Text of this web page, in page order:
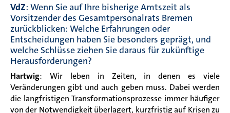
VdZ: Wenn Sie auf Ihre bisherige Amtszeit als
Vorsitzender des Gesamtpersonalrats Bremen
zurückblicken: Welche Erfahrungen oder
Entscheidungen haben Sie besonders geprägt, und
welche Schlüsse ziehen Sie daraus für zukünftige
Herausforderungen?
Hartwig: Wir leben in Zeiten, in denen es viele
Veränderungen gibt und auch geben muss. Dabei werden
die langfristigen Transformationsprozesse immer häufiger
von der Notwendigkeit überlagert, kurzfristig auf Krisen zu